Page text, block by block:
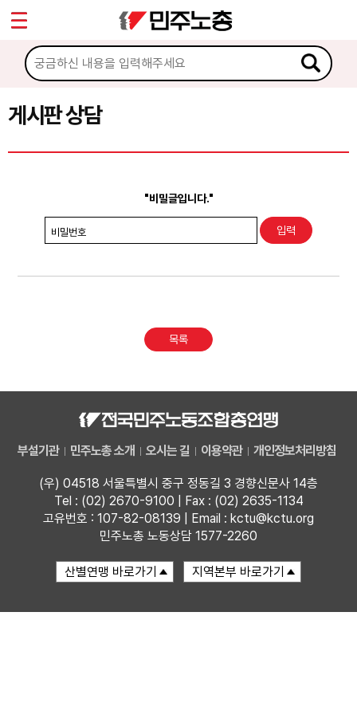
게시판 상담
"비밀글입니다."
비밀번호
목록
부설기관 민주노총 소개 오시는 길 이용약관 개인정보처리방침
(우) 04518 서울특별시 중구 정동길 3 경향신문사 14층
Tel : (02) 2670-9100 | Fax : (02) 2635-1134
고유번호 : 107-82-08139 | Email : kctu@kctu.org
민주노총 노동상담 1577-2260
마이페이지
소개
소식
노동상담
권리찾기수첩 검색
찾아보기
Sketchbook5, 스케치북5
Sketchbook5, 스케치북5